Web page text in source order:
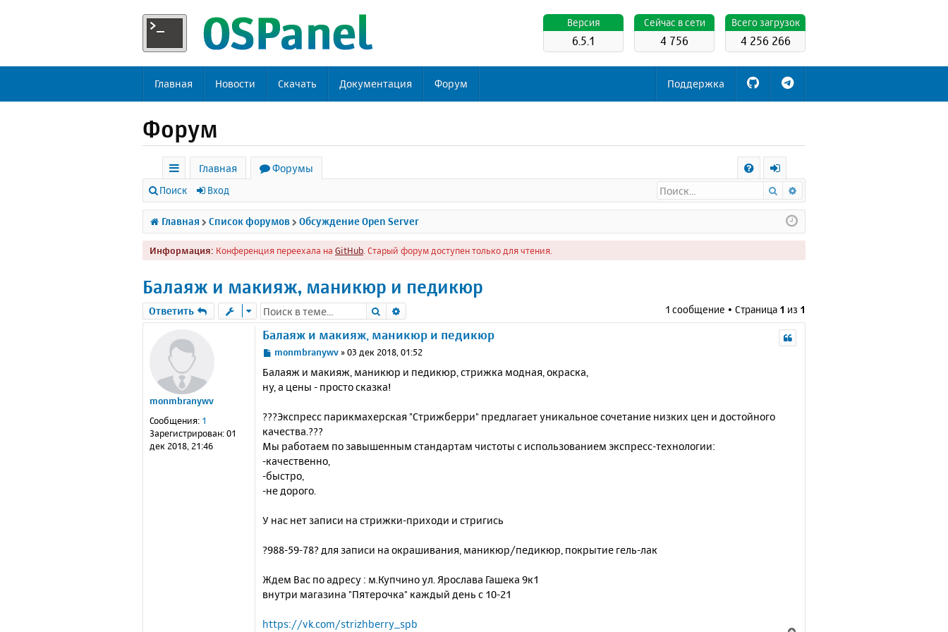
Всего загрузок
4 256 266
Cейчас в сети
4 756
Версия
6.5.1
Главная Новости Скачать Документация Форум Поддержка
Форум
с
ы
л
к
Главная
Форумы
Q
х
о
д
Поиск Вход Поиск
Главная Список форумов Обсуждение Open Server
Информация: Конференция переехала на GitHub . Старый форум доступен только для чтения.
Балаяж и макияж, маникюр и педикюр
Ответить Поиск 1 сообщение • Страница 1 из 1
monmbranywv
Сообщения: 1
Зарегистрирован:01
дек 2018, 21:46
Балаяж и макияж, маникюр и педикюр
С
о
б
е
н
е
monmbranywv »03 дек 2018, 01:52
Балаяж и макияж, маникюр и педикюр, стрижка модная, окраска,
ну, а цены - просто сказка!
???Экспресс парикмахерская "Стрижберри" предлагает уникальное сочетание низких цен и достойного
качества.???
Мы работаем по завышенным стандартам чистоты с использованием экспресс-технологии:
-качественно,
-быстро,
-не дорого.
У нас нет записи на стрижки-приходи и стригись
?988-59-78? для записи на окрашивания, маникюр/педикюр, покрытие гель-лак
Ждем Вас по адресу : м.Купчино ул. Ярослава Гашека 9к1
внутри магазина "Пятерочка" каждый день с 10-21
https://vk.com/strizhberry_spb